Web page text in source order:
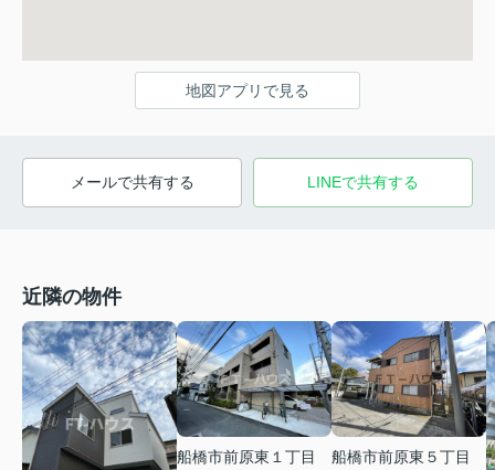
地図アプリで見る
メールで共有する LINEで共有する
近隣の物件
船橋市前原東１丁目
船橋市前原東５丁目